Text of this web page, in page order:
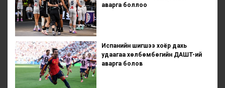
аварга боллоо
Испанийн шигшээ хоёр дахь
удаагаа хөлбөмбөгийн ДАШТ-ий
аварга болов